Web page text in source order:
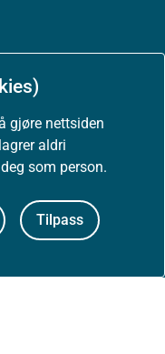
gjøre nettsiden
aldri
som person.
Tilpass